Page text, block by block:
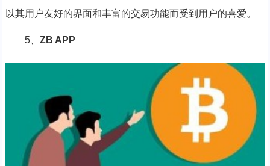
以其用户友好的界面和丰富的交易功能而受到用户的喜爱。
5、 ZB APP